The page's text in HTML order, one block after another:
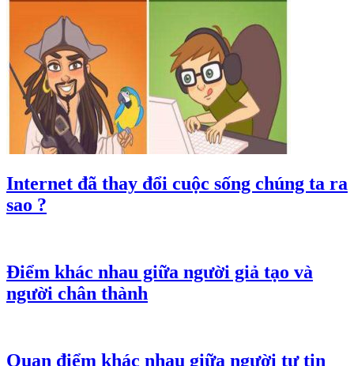
Internet đã thay đổi cuộc sống chúng ta ra
sao ?
Điểm khác nhau giữa người giả tạo và
người chân thành
Quan điểm khác nhau giữa người tự tin